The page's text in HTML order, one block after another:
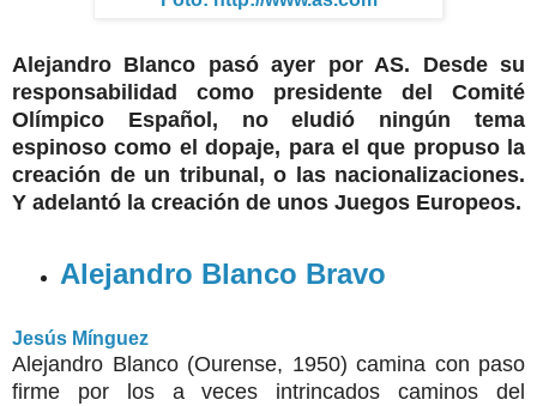
Alejandro Blanco pasó ayer por AS. Desde su
responsabilidad como presidente del Comité
Olímpico Español, no eludió ningún tema
espinoso como el dopaje, para el que propuso la
creación de un tribunal, o las nacionalizaciones.
Y adelantó la creación de unos Juegos Europeos.
Alejandro Blanco Bravo
Jesús Mínguez
Alejandro Blanco (Ourense, 1950) camina con paso
firme por los a veces intrincados caminos del